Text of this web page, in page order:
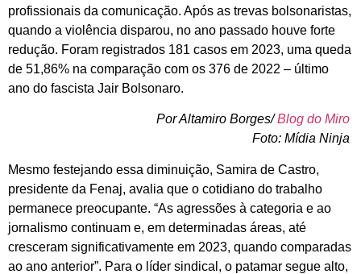
profissionais da comunicação. Após as trevas bolsonaristas,
quando a violência disparou, no ano passado houve forte
redução. Foram registrados 181 casos em 2023, uma queda
de 51,86% na comparação com os 376 de 2022 – último
ano do fascista Jair Bolsonaro.
Por Altamiro Borges/Blog do Miro
Foto: Mídia Ninja
Mesmo festejando essa diminuição, Samira de Castro,
presidente da Fenaj, avalia que o cotidiano do trabalho
permanece preocupante. “As agressões à categoria e ao
jornalismo continuam e, em determinadas áreas, até
cresceram significativamente em 2023, quando comparadas
ao ano anterior”. Para o líder sindical, o patamar segue alto,